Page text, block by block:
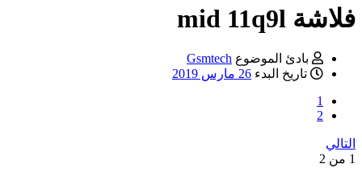
فلاشة mid 11q9l
بادئ الموضوع Gsmtech
تاريخ البدء 26 مارس 2019
1
2
التالي
1 من 2